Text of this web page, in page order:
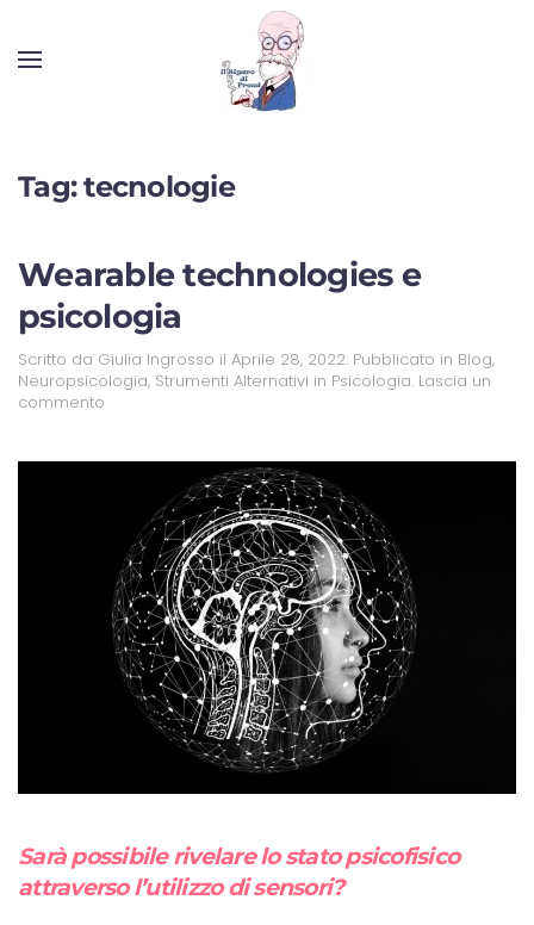
Tag:tecnologie
Wearable technologies e
psicologia
Scritto da Giulia Ingrosso il Aprile 28, 2022. Pubblicato in Blog,
Neuropsicologia, Strumenti Alternativi in Psicologia. Lascia un
commento
Sarà possibile rivelare lo stato psicofisico
attraverso l’utilizzo di sensori?